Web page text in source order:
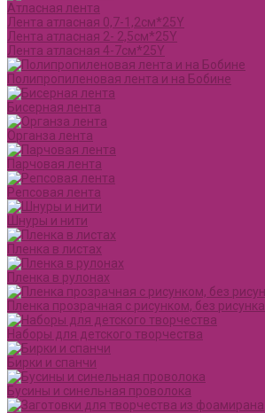
Атласная лента
Лента атласная 0,7-1,2см*25Y
Лента атласная 2- 2,5см*25Y
Лента атласная 4-7см*25Y
Полипропиленовая лента и на Бобине
Бисерная лента
Органза лента
Парчовая лента
Репсовая лента
Шнуры и нити
Пленка в листах
Пленка в рулонах
Пленка прозрачная с рисунком, без рисунка
Наборы для детского творчества
Бирки и спанчи
Бусины и синельная проволока